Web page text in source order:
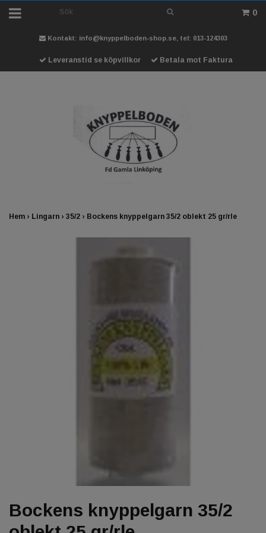
0
Kontakt: info@knyppelboden-shop.se, tel: 013-124303
Leveranstid se köpvillkor Betala mot Faktura
Hem › Lingarn › 35/2 › Bockens knyppelgarn 35/2 oblekt 25 gr/rle
Bockens knyppelgarn 35/2